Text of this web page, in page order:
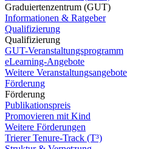
Graduiertenzentrum (GUT)
Informationen & Ratgeber
Qualifizierung
Qualifizierung
GUT-Veranstaltungsprogramm
eLearning-Angebote
Weitere Veranstaltungsangebote
Förderung
Förderung
Publikationspreis
Promovieren mit Kind
Weitere Förderungen
Trierer Tenure-Track (T³)